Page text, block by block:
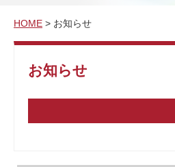
HOME > お知らせ
お知らせ